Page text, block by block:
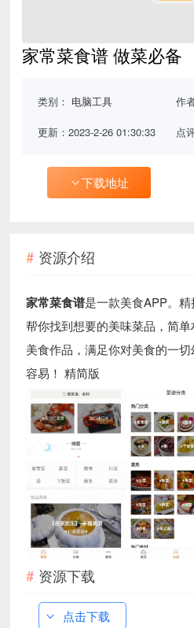
家常菜食谱 做菜必备
类别： 电脑工具 作
更新：2023-2-26 01:30:33 点
下载地址
资源介绍
家常菜食谱是一款美食APP。
帮你找到想要的美味菜品，简
美食作品，满足你对美食的一
容易！ 精简版
资源下载
点击下载